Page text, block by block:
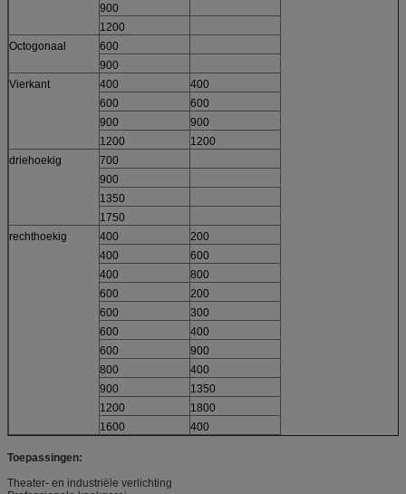
900
1200
Octogonaal
600
900
Vierkant
400
400
600
600
900
900
1200
1200
driehoekig
700
900
1350
1750
rechthoekig
400
200
400
600
400
800
600
200
600
300
600
400
600
900
800
400
900
1350
1200
1800
1600
400
Toepassingen:
Theater- en industriële verlichting